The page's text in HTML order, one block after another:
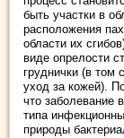
быть участки в
расположения
области их
виде опрелости
груднички (в том
уход за кожей).
что заболевание
типа
природы